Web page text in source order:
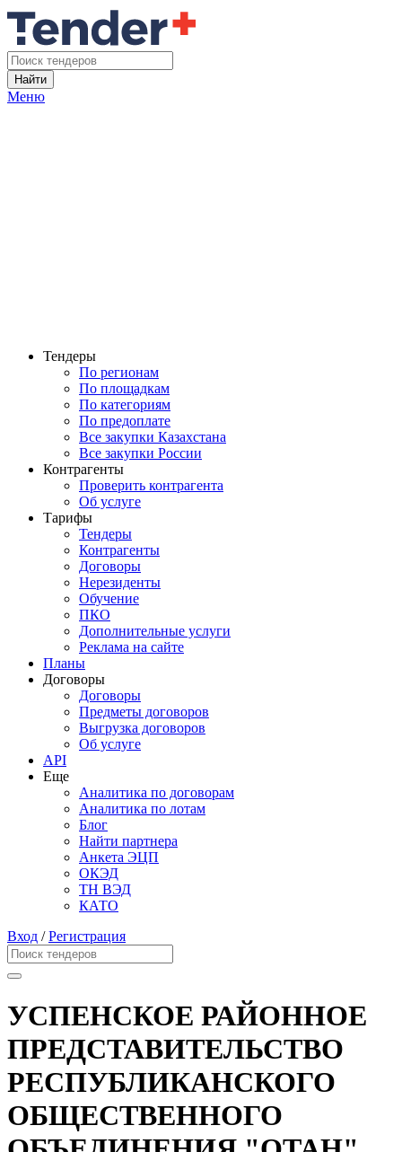
Найти
Меню
Тендеры
По регионам
По площадкам
По категориям
По предоплате
Все закупки Казахстана
Все закупки России
Контрагенты
Проверить контрагента
Об услуге
Тарифы
Тендеры
Контрагенты
Договоры
Нерезиденты
Обучение
ПКО
Дополнительные услуги
Реклама на сайте
Планы
Договоры
Договоры
Предметы договоров
Выгрузка договоров
Об услуге
API
Еще
Аналитика по договорам
Аналитика по лотам
Блог
Найти партнера
Анкета ЭЦП
ОКЭД
ТН ВЭД
КАТО
Вход /Регистрация
УСПЕНСКОЕ РАЙОННОЕ
ПРЕДСТАВИТЕЛЬСТВО
РЕСПУБЛИКАНСКОГО
ОБЩЕСТВЕННОГО